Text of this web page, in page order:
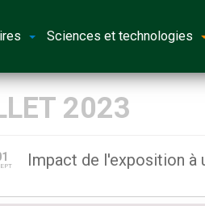
Sciences et technologies
2023
Impact de l'exposition à